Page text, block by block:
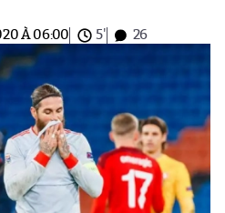
À 06:00 5' 26